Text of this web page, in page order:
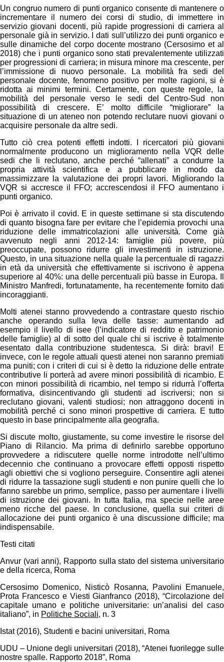
Un congruo numero di punti organico consente di mantenere o
incrementare il numero dei corsi di studio, di immettere in
servizio giovani docenti, più rapide progressioni di carriera al
personale già in servizio. I dati sull’utilizzo dei punti organico e
sulle dinamiche del corpo docente mostrano (Cersosimo et al
2018) che i punti organico sono stati prevalentemente utilizzati
per progressioni di carriera; in misura minore ma crescente, per
l’immissione di nuovo personale. La mobilità fra sedi del
personale docente, fenomeno positivo per molte ragioni, si è
ridotta ai minimi termini. Certamente, con queste regole, la
mobilità del personale verso le sedi del Centro-Sud non
possibilità di crescere. E’ molto difficile “migliorare” la
situazione di un ateneo non potendo reclutare nuovi giovani o
acquisire personale da altre sedi.
Tutto ciò crea potenti effetti indotti. I ricercatori più giovani
normalmente producono un miglioramento nella VQR delle
sedi che li reclutano, anche perché “allenati” a condurre la
propria attività scientifica e a pubblicare in modo da
massimizzare la valutazione dei propri lavori. Migliorando la
VQR si accresce il FFO; accrescendosi il FFO aumentano i
punti organico.
Poi è arrivato il covid. E in queste settimane si sta discutendo
di quanto bisogna fare per evitare che l’epidemia provochi una
riduzione delle immatricolazioni alle università. Come già
avvenuto negli anni 2012-14: famiglie più povere, più
preoccupate, possono ridurre gli investimenti in istruzione.
Questo, in una situazione nella quale la percentuale di ragazzi
in età da università che effettivamente si iscrivono è appena
superiore al 40%: una delle percentuali più basse in Europa. Il
Ministro Manfredi, fortunatamente, ha recentemente fornito dati
incoraggianti.
Molti atenei stanno provvedendo a contrastare questo rischio
anche operando sulla leva delle tasse: aumentando ad
esempio il livello di isee (l’indicatore di reddito e patrimonio
delle famiglie) al di sotto del quale chi si iscrive è totalmente
esentato dalla contribuzione studentesca. Si dirà: bravi! E
invece, con le regole attuali questi atenei non saranno premiati
ma puniti; con i criteri di cui si è detto la riduzione delle entrate
contributive li porterà ad avere minori possibilità di ricambio. E
con minori possibilità di ricambio, nel tempo si ridurrà l’offerta
formativa, disincentivando gli studenti ad iscriversi; non si
reclutano giovani, valenti studiosi; non attraggono docenti in
mobilità perché ci sono minori prospettive di carriera. E tutto
questo in base principalmente alla geografia.
Si discute molto, giustamente, su come investire le risorse del
Piano di Rilancio. Ma prima di definirlo sarebbe opportuno
provvedere a ridiscutere quelle norme introdotte nell’ultimo
decennio che continuano a provocare effetti opposti rispetto
agli obiettivi che si vogliono perseguire. Consentire agli atenei
di ridurre la tassazione sugli studenti e non punire quelli che lo
fanno sarebbe un primo, semplice, passo per aumentare i livelli
di istruzione dei giovani. In tutta Italia, ma specie nelle aree
meno ricche del paese. In conclusione, quella sui criteri di
allocazione dei punti organico è una discussione difficile; ma
indispensabile.
Testi citati
Anvur (vari anni), Rapporto sulla stato del sistema universitario
e della ricerca, Roma
Cersosimo Domenico, Nisticò Rosanna, Pavolini Emanuele,
Prota Francesco e Viesti Gianfranco (2018), “Circolazione del
capitale umano e politiche universitarie: un’analisi del caso
italiano”, in Politiche Sociali, n. 3
Istat (2016), Studenti e bacini universitari, Roma
UDU – Unione degli universitari (2018), “Atenei fuorilegge sulle
nostre spalle. Rapporto 2018”, Roma